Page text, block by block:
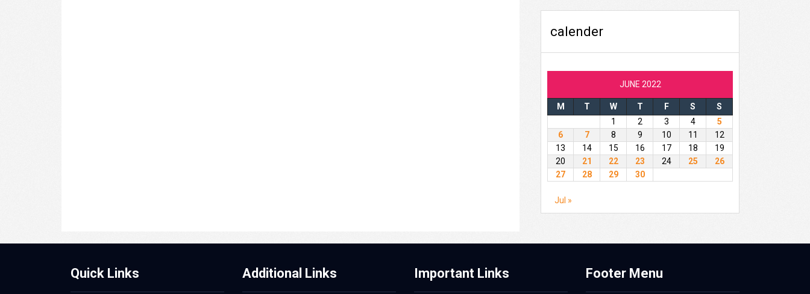
calender
JUNE 2022
M T W T F S
S
1
2 3 4
5
6
7 8 9 10 11
12
13
14 15 16 17 18
19
20
21 22 23 24 25
26
27
28 29 30
Jul »
Quick Links Additional Links Important Links Footer Menu